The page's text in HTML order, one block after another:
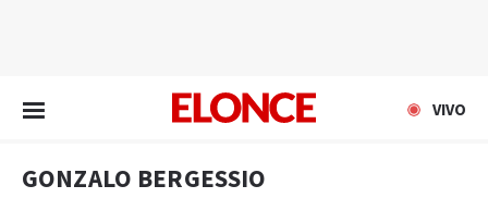
VIVO
GONZALO BERGESSIO